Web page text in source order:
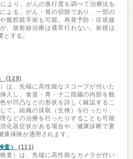
より、がんの進行度を調べて治療法を
よる、がん・胃の切除であり、一部の
腹腔鏡手術も可能。再発予防・症状緩
、放射線治療は通常行わない。術後は
とする。
(129)
は、先端に高性能なスコープが付いた
入し、食道・胃・十二指腸の内部を観
や凹凸などの形状を詳しく確認するこ
て、組織の採取（生検）を行ったり、
などの治療を行ったりすることも可能
化器症状がある場合や、健康診断で要
保険が適用されます。
）
(111)
査）は、先端に高性能なカメラが付い